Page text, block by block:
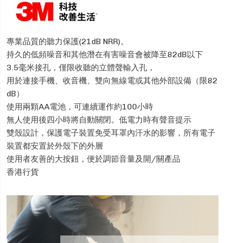
專業品質的聽力保護(21dB NRR)。
持久的低頻噪音和其他潛在有害噪音會被降至82dB以下
3.5毫米接孔，僅限收聽的立體聲輸入孔，
用於連接手機、收音機、雙向無線電或其他外部設備（限82
dB）
使用兩顆AA電池，可連續運作約100小時
無人使用後四小時將自動關閉。低電力時有聲音提示
雙殼設計，保護電子裝置免受耳罩內汗水的影響，所有電子
裝置都安置於外殼下的外層
使用者友善的大按鈕，便於調節音量及開/關產品
香港行貨